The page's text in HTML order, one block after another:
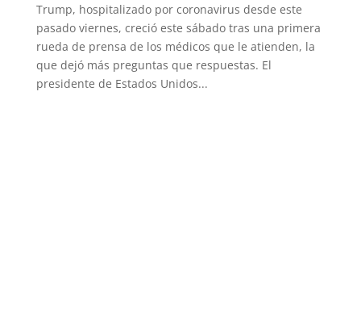
Trump, hospitalizado por coronavirus desde este
pasado viernes, creció este sábado tras una primera
rueda de prensa de los médicos que le atienden, la
que dejó más preguntas que respuestas. El
presidente de Estados Unidos...